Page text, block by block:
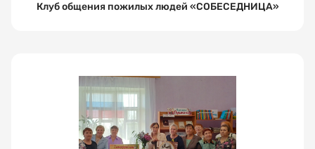
Клуб общения пожилых людей «СОБЕСЕДНИЦА»